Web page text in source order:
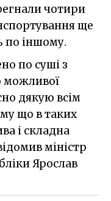
чотири
ще
по іншому.
по суші з
можливої
дякую всім
що в таких
і складна
міністр
Ярослав